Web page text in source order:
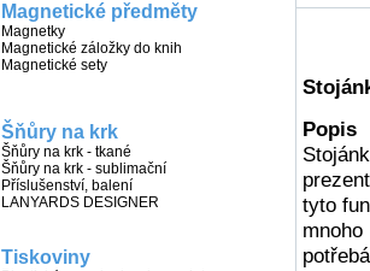
Magnetické předměty
Magnetky
Magnetické záložky do knih
Magnetické sety
Šňůry na krk
Šňůry na krk - tkané
Šňůry na krk - sublimační
Příslušenství, balení
LANYARDS DESIGNER
Tiskoviny
Popis
tyto